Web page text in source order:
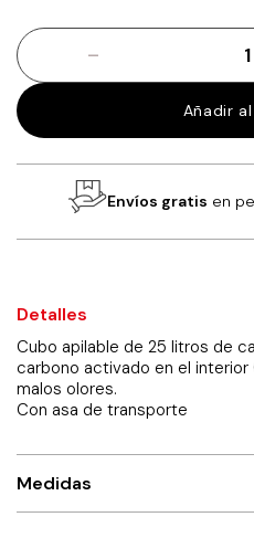
-
Cubo
apilable
de
25
litros,
cantidad
Añadir
Envíos gratis en
Detalles
Cubo apilable de 25 litros de
carbono activado en el
malos olores.
Con asa de transporte
Medidas